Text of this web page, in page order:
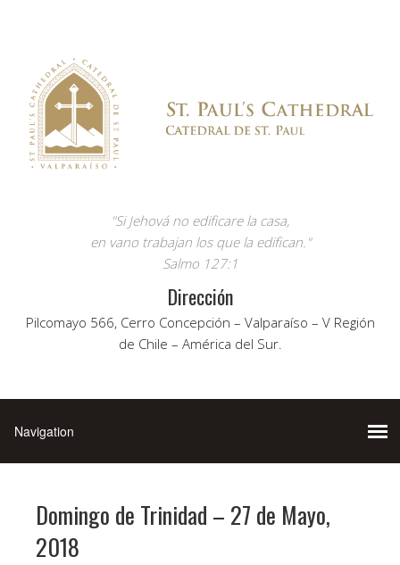
"Si Jehová no edificare la casa,
en vano trabajan los que la edifican."
Salmo 127:1
Dirección
Pilcomayo 566, Cerro Concepción – Valparaíso – V Región
de Chile – América del Sur.
Domingo de Trinidad – 27 de Mayo,
2018